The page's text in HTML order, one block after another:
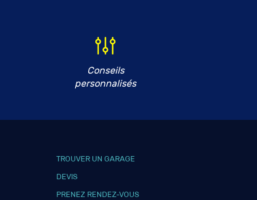
Conseils
personnalisés
TROUVER UN GARAGE
DEVIS
PRENEZ RENDEZ-VOUS